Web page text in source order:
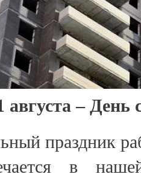
августа – День
праздник
в